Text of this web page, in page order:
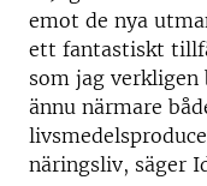
emot de nya
ett fantastiskt
som jag
ännu närmare
näringsliv, säger